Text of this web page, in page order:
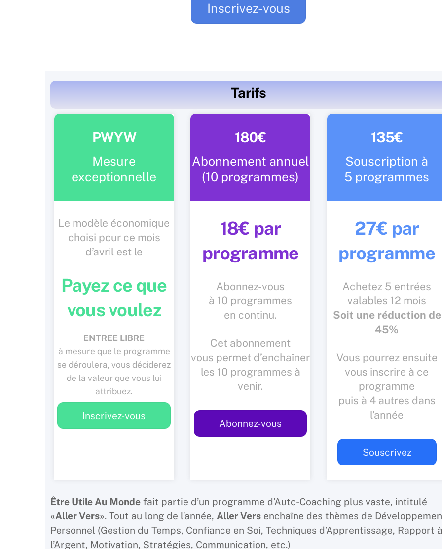
Inscrivez-vous
Tarifs
PWYW
Mesure
exceptionnelle
Le modèle économique
choisi pour ce mois
d’avril est le
Payez ce que
vous voulez
ENTREE LIBRE
à mesure que le programme
se déroulera, vous déciderez
de la valeur que vous lui
attribuez.
Inscrivez-vous
180€
Abonnement annuel
(10 programmes)
18€ par
programme
Abonnez-vous
à 10 programmes
en continu.
Cet abonnement
vous permet d’enchaîner
les 10 programmes à
venir.
Abonnez-vous
135€
Souscription à
5 programmes
27€ par
programme
Achetez 5 entrées
valables 12 mois
Soit une réduction de
45%
Vous pourrez ensuite
vous inscrire à ce
programme
puis à 4 autres dans
l’année
Souscrivez
Être Utile Au Monde fait partie d’un programme d’Auto-Coaching plus vaste, intitulé
«Aller Vers». Tout au long de l’année, Aller Vers enchaîne des thèmes de
Personnel (Gestion du Temps, Confiance en Soi, Techniques d’Apprentissage, Rapport à
l’Argent, Motivation, Stratégies, Communication, etc.)